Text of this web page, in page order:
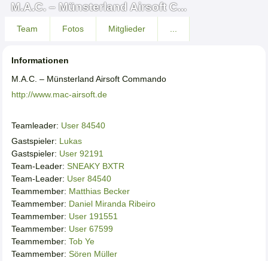
M.A.C. – Münsterland Airsoft C...
Team Fotos Mitglieder
Informationen
M.A.C. – Münsterland Airsoft Commando
http://www.mac-airsoft.de
Teamleader: User 84540
Gastspieler: Lukas
Gastspieler: User 92191
Team-Leader: SNEAKY BXTR
Team-Leader: User 84540
Teammember: Matthias Becker
Teammember: Daniel Miranda Ribeiro
Teammember: User 191551
Teammember: User 67599
Teammember: Tob Ye
Teammember: Sören Müller